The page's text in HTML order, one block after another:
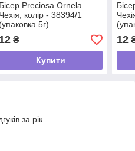
Бісер Preciosa Ornela
Чехія, колір - 38394/1
(упаковка 5г)
12₴
Купити
12
за рік